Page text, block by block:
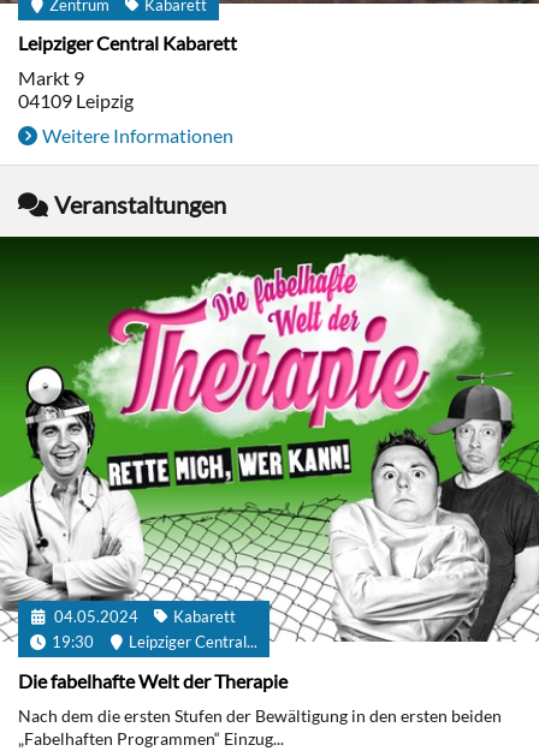
Zentrum Kabarett
Leipziger Central Kabarett
Markt 9
04109 Leipzig
Weitere Informationen
Veranstaltungen
04.05.2024
Kabarett
19:30
Leipziger Central...
Die fabelhafte Welt der Therapie
Nach dem die ersten Stufen der Bewältigung in den ersten beiden
„Fabelhaften Programmen“ Einzug...